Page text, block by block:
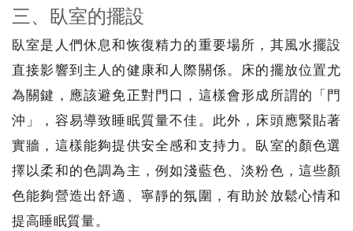
三、臥室的擺設
臥室是人們休息和恢復精力的重要場所，其風水擺設
直接影響到主人的健康和人際關係。床的擺放位置尤
為關鍵，應該避免正對門口，這樣會形成所謂的「門
沖」，容易導致睡眠質量不佳。此外，床頭應緊貼著
實牆，這樣能夠提供安全感和支持力。臥室的顏色選
擇以柔和的色調為主，例如淺藍色、淡粉色，這些顏
色能夠營造出舒適、寧靜的氛圍，有助於放鬆心情和
提高睡眠質量。